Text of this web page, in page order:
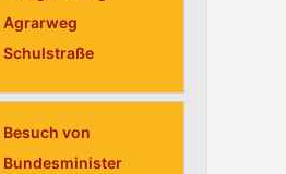
Agrarweg
Schulstraße
Besuch von
Bundesminister